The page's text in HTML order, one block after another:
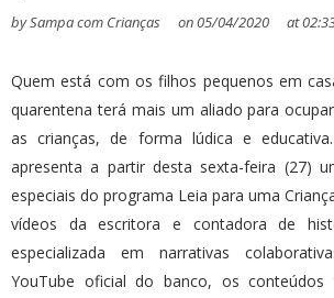
bySampa com Crianças on05/04/2020 at
Quem está com os filhos pequenos em
quarentena terá mais um aliado para
as crianças, de forma lúdica e
apresenta a partir desta sexta-feira (27)
especiais do programa Leia para uma
vídeos da escritora e contadora de
especializada em narrativas
YouTube oficial do banco, os